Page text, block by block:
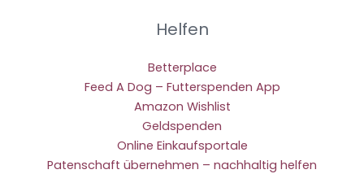
Helfen
Betterplace
Feed A Dog – Futterspenden App
Amazon Wishlist
Geldspenden
Online Einkaufsportale
Patenschaft übernehmen – nachhaltig helfen